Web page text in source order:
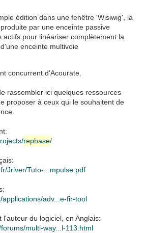
édition dans une fenêtre 'Wisiwig', la
par une enceinte passive
actifs pour linéariser complètement la
enceinte multivoie
concurrent d'Acourate.
rassembler ici quelques ressources
proposer à ceux qui le souhaitent de
rephase/
Jriver/Tuto-...mpulse.pdf
adv...e-fir-tool
l'auteur du logiciel, en Anglais:
multi-way...l-113.html